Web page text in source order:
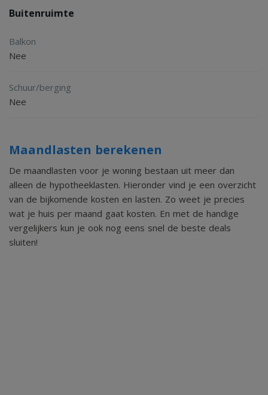
Buitenruimte
Balkon
Nee
Schuur/berging
Nee
Maandlasten berekenen
De maandlasten voor je woning bestaan uit meer dan
alleen de hypotheeklasten. Hieronder vind je een overzicht
van de bijkomende kosten en lasten. Zo weet je precies
wat je huis per maand gaat kosten. En met de handige
vergelijkers kun je ook nog eens snel de beste deals
sluiten!